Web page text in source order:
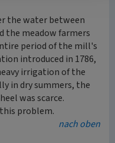
the water between
the meadow farmers
period of the mill's
introduced in 1786,
irrigation of the
in dry summers, the
was scarce.
problem.
nach oben